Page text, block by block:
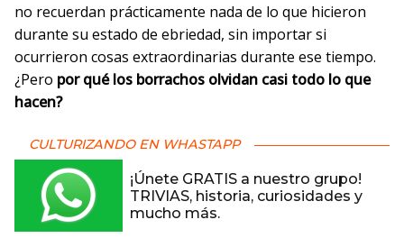
no recuerdan prácticamente nada de lo que hicieron
durante su estado de ebriedad, sin importar si
ocurrieron cosas extraordinarias durante ese tiempo.
¿Pero por qué los borrachos olvidan casi todo lo que
hacen?
CULTURIZANDO EN WHASTAPP
¡Únete GRATIS a nuestro grupo!
TRIVIAS, historia, curiosidades y
mucho más.